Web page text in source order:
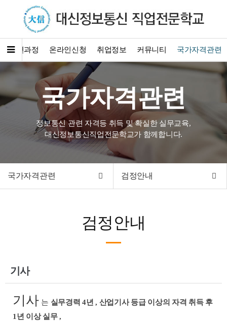
훈련과정 온라인신청 취업정보 커뮤니티 국가자격관련
국가자격관련
정보통신 관련 자격등 취득 및 확실한 실무교육,
대신정보통신직업전문학교가 함께합니다.
국가자격관련 검정안내
검정안내
기사
기사 는 실무경력 4년 , 산업기사 등급 이상의 자격 취득 후
1년 이상 실무 ,